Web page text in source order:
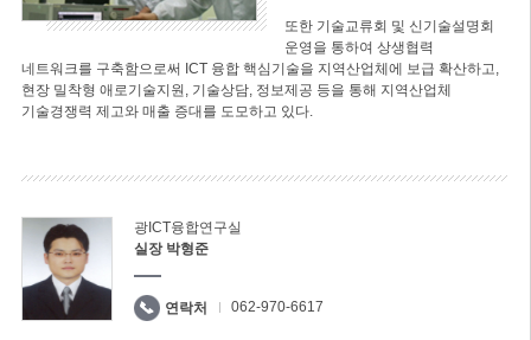
또한 기술교류회 및 신기술설명회
운영을 통하여 상생협력
네트워크를 구축함으로써 ICT 융합 핵심기술을 지역산업체에 보급 확산하고,
현장 밀착형 애로기술지원, 기술상담, 정보제공 등을 통해 지역산업체
기술경쟁력 제고와 매출 증대를 도모하고 있다.
광ICT융합연구실
실장 박형준
연락처 062-970-6617